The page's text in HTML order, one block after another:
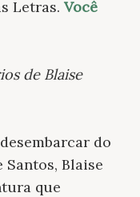
Letras. Você
de Blaise
do
Blaise
que